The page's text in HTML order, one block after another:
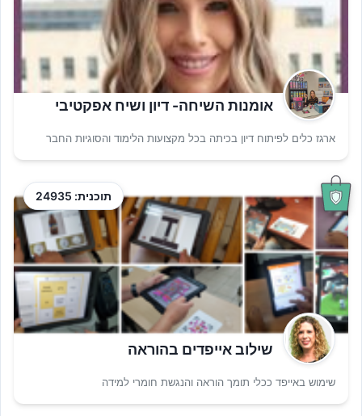
אומנות השיחה- דיון ושיח אפקטיבי
ארגז כלים לפיתוח דיון בכיתה בכל מקצועות הלימוד והסוגיות החבר
תוכנית: 24935
שילוב אייפדים בהוראה
שימוש באייפד ככלי תומך הוראה והנגשת חומרי למידה